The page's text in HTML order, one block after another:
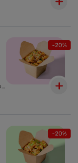
-20%
-20%